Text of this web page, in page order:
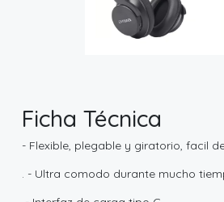
Ficha Técnica
- Flexible, plegable y giratorio, facil
. - Ultra comodo durante mucho